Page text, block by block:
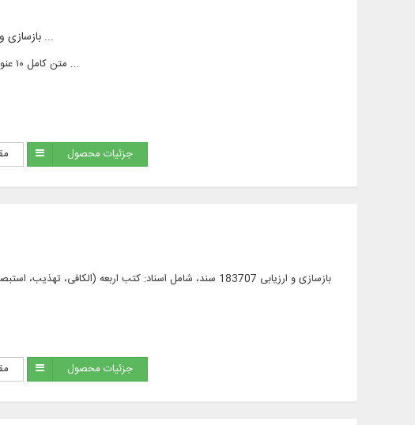
بازسازی و ارزیابی اسناد، ارتباط بین اسناد بازسازی شده، ارتباط بین راویان دارای طریق در اسناد و ...
متن کامل ۱۰ عنوان كتاب حدیثی در ۱۷ جلد، از آثار شیخ صدوق با اِعراب كامل، متن کامل ۲۹ جلد لغت‌ نامه و ...
جزئیات محصول
بازسازی و ارزیابی 183707 سند، شامل اسناد: کتب اربعه
جزئیات محصول